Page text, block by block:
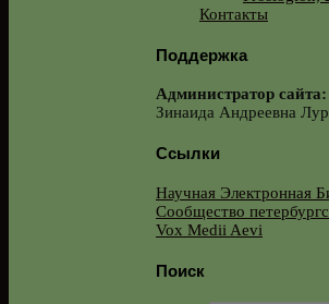
Контакты
Поддержка
Администратор сайта:
Зинаида Андреевна
Ссылки
Научная Электронная
Сообщество
Vox Medii Aevi
Поиск